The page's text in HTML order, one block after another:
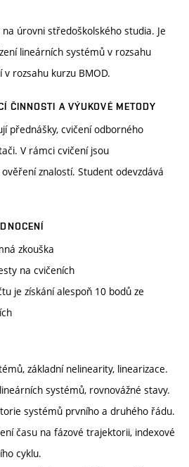
na úrovni středoškolského studia. Je
lineárních systémů v rozsahu
v rozsahu kurzu BMOD.
ČINNOSTI A VÝUKOVÉ METODY
přednášky, cvičení odborného
V rámci cvičení jsou
znalostí. Student odevzdává
zkouška
na cvičeních
je získání alespoň 10 bodů ze
základní nelinearity, linearizace.
systémů, rovnovážné stavy.
systémů prvního a druhého řádu.
času na fázové trajektorii, indexové
cyklu.